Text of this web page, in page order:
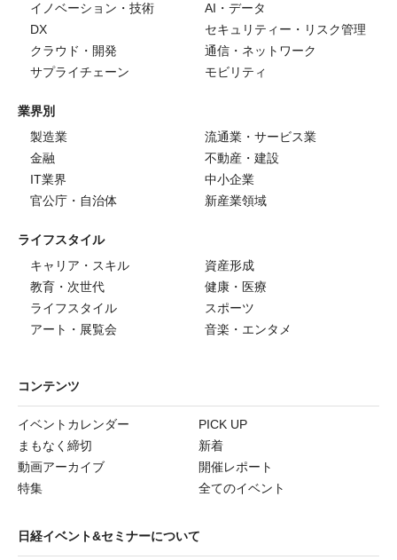
イノベーション・技術
AI・データ
DX
セキュリティー・リスク管理
クラウド・開発
通信・ネットワーク
サプライチェーン
モビリティ
業界別
製造業
流通業・サービス業
金融
不動産・建設
IT業界
中小企業
官公庁・自治体
新産業領域
ライフスタイル
キャリア・スキル
資産形成
教育・次世代
健康・医療
ライフスタイル
スポーツ
アート・展覧会
音楽・エンタメ
コンテンツ
イベントカレンダー
PICK UP
まもなく締切
新着
動画アーカイブ
開催レポート
特集
全てのイベント
日経イベント&セミナーについて